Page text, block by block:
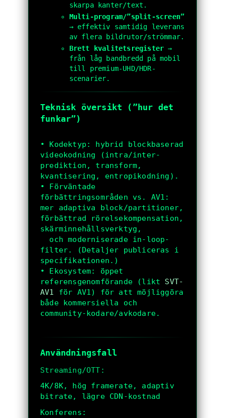
skarpa kanter/text.
Multi-program/”split-screen”
→ effektiv samtidig leverans
av flera bildrutor/strömmar.
Brett kvalitetsregister →
från låg bandbredd på mobil
till premium-UHD/HDR-
scenarier.
Teknisk översikt (”hur det
funkar”)
• Kodektyp: hybrid blockbaserad
videokodning (intra/inter-
prediktion, transform,
kvantisering, entropikodning).
• Förväntade
förbättringsområden vs. AV1:
mer adaptiva block/partitioner,
förbättrad rörelsekompensation,
skärminnehållsverktyg,
filter. (Detaljer publiceras i
specifikationen.)
• Ekosystem: öppet
referensgenomförande (likt SVT-
AV1
för AV1) för att möjliggöra
både kommersiella och
community-kodare/avkodare.
Användningsfall
Streaming/OTT:
4K/8K, hög framerate, adaptiv
bitrate, lägre CDN-kostnad
Konferens: